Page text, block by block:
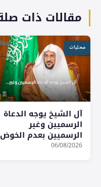
مقالات ذات
محليات
آل الشيخ يوجه الدعاة
الرسميين وغير
الرسميين بعدم الخوض
في الخلافات الفكرية
06/08/2026